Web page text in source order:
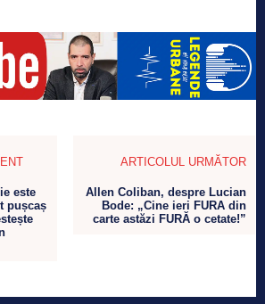
este
pușcaș
ARTICOLUL URMĂTOR
Allen Coliban, despre Lucian
Bode: „Cine ieri FURA din
carte astăzi FURĂ o cetate!”